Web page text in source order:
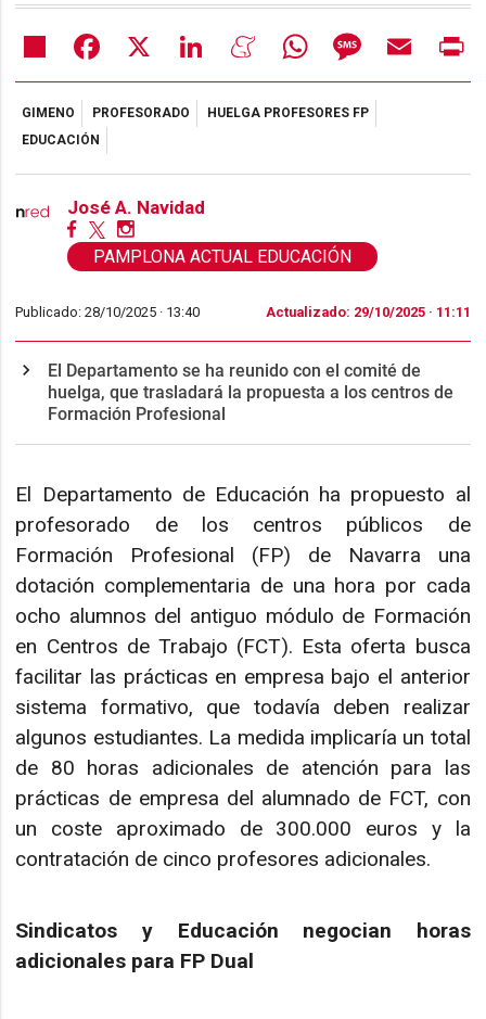
Share Facebook LinkedIn MeneameWhatsAppMessageEmail
GIMENO PROFESORADO
HUELGA PROFESORES FP
EDUCACIÓN
José A. Navidad
PAMPLONA ACTUAL EDUCACIÓN
Publicado: 28/10/2025 · 13:40 Actualizado: 29/10/2025 · 11:11
El Departamento se ha reunido con el comité de
huelga, que trasladará la propuesta a los centros de
Formación Profesional
El Departamento de Educación ha propuesto al
profesorado de los centros públicos de
Formación Profesional (FP) de Navarra una
dotación complementaria de una hora por cada
ocho alumnos del antiguo módulo de Formación
en Centros de Trabajo (FCT). Esta oferta busca
facilitar las prácticas en empresa bajo el anterior
sistema formativo, que todavía deben realizar
algunos estudiantes. La medida implicaría un total
de 80 horas adicionales de atención para las
prácticas de empresa del alumnado de FCT, con
un coste aproximado de 300.000 euros y la
contratación de cinco profesores adicionales.
Sindicatos y Educación negocian horas
adicionales para FP Dual